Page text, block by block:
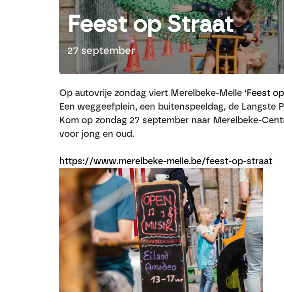
Feest op Straat
27 september
Op autovrije zondag viert Merelbeke-Melle ‘Feest
Een weggeefplein, een buitenspeeldag, de Langste
Kom op zondag 27 september naar Merelbeke-
voor jong en oud.
https://www.merelbeke-melle.be/feest-op-straat